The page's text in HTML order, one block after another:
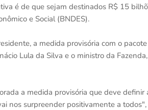
é de que sejam destinados R$ 15
e Social (BNDES).
a medida provisória com o
Lula da Silva e o ministro da
a medida provisória que deve
nos surpreender positivamente a